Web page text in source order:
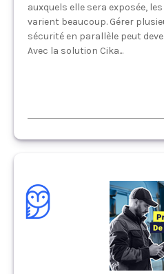
auxquels elle sera exposée,
varient beaucoup. Gérer
sécurité en parallèle peut
Avec la solution Cika...